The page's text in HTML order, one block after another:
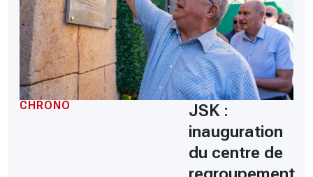
CHRONO
JSK :
inauguration
du centre de